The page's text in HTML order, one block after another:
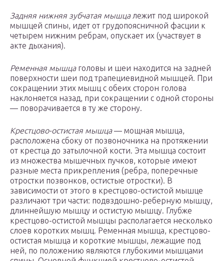
Задняя нижняя зубчатая мышцалежит под широкой
мышцей спины, идет от грудопоясничной фасции к
четырем нижним ребрам, опускает их (участвует в
акте дыхания).
Ременная мышцаголовы и шеи находится на задней
поверхности шеи под трапециевидной мышцей. При
сокращении этих мышц с обеих сторон голова
наклоняется назад, при сокращении с одной стороны
— поворачивается в ту же сторону.
Крестцово-остистая мышца— мощная мышца,
расположена сбоку от позвоночника на протяжении
от крестца до затылочной кости. Эта мышца состоит
из множества мышечных пучков, которые имеют
разные места прикрепления (ребра, поперечные
отростки позвонков, остистые отростки). В
зависимости от этого в крестцово-остистой мышце
различают три части: подвздошно-реберную мышцу,
длиннейшую мышцу и остистую мышцу. Глубже
крестцово-остистой мышцы располагается несколько
слоев коротких мышц. Ременная мышца, крестцово-
остистая мышца и короткие мышцы, лежащие под
ней, по положению являются глубокими мышцами